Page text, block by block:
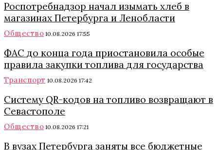
Роспотребнадзор начал изымать хлеб в
магазинах Петербурга и Ленобласти
Общество 10.08.2026 17:55
ФАС до конца года приостановила особые
правила закупки топлива для государства
Транспорт 10.08.2026 17:42
Систему QR-кодов на топливо возвращают в
Севастополе
Общество 10.08.2026 17:21
В вузах Петербурга заняты все бюджетные